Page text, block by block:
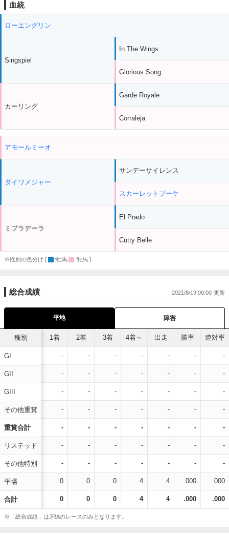
血統
ローエングリン
Singspiel
カーリング
In The Wings
Glorious Song
Garde Royale
Corraleja
アモールミーオ
ダイワメジャー
ミプラデーラ
サンデーサイレンス
スカーレットブーケ
El Prado
Cutty Belle
※性別の色分け [ :牡馬 :牝馬 ]
総合成績 2021/8/19 00:00
平地 障害
種別
GI
GII
GIII
その他重賞
重賞合計
リステッド
その他特別
平場
合計
1着 2着 3着 4着～ 出走 勝率 連対率
- - - - - - -
- - - - - - -
- - - - - - -
- - - - - - -
- - - - - - -
- - - - - - -
- - - - - - -
0 0 0 4 4 .000 .000
0 0 0 4 4 .000 .000
※「総合成績」はJRAのレースのみとなります。